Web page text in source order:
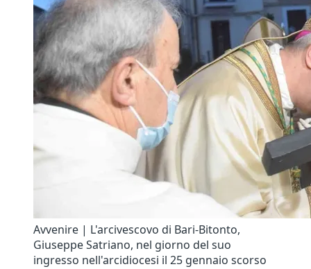
Avvenire | L'arcivescovo di Bari-Bitonto,
Giuseppe Satriano, nel giorno del suo
ingresso nell'arcidiocesi il 25 gennaio scorso